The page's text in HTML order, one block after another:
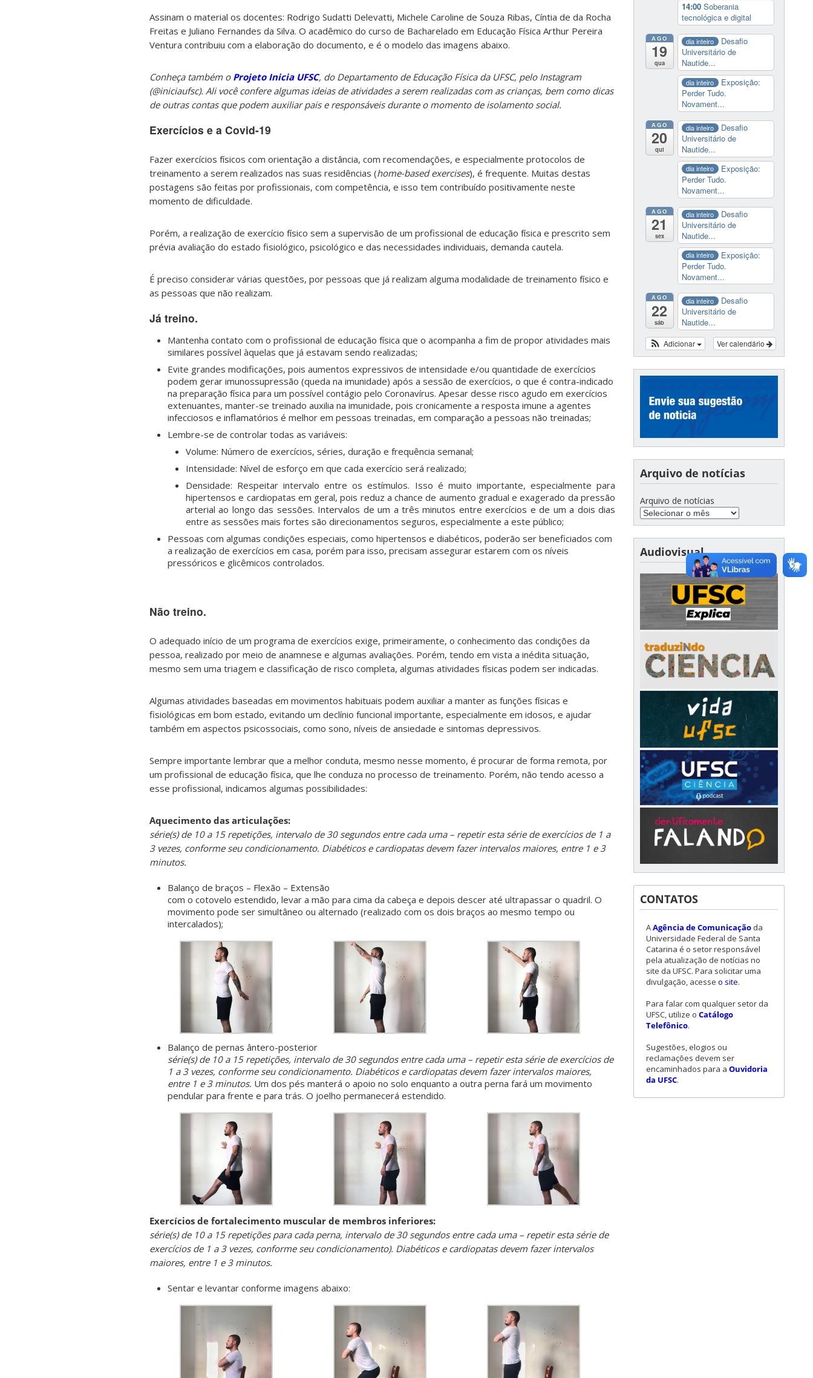
Assinam o material os docentes: Rodrigo Sudatti Delevatti, Michele Caroline de Souza Ribas, Cíntia de da Rocha
Freitas e Juliano Fernandes da Silva. O acadêmico do curso de Bacharelado em Educação Física Arthur Pereira
Ventura contribuiu com a elaboração do documento, e é o modelo das imagens abaixo.
Conheça também o Projeto Inicia UFSC, do Departamento de Educação Física da UFSC, pelo Instagram
(@iniciaufsc). Ali você confere algumas ideias de atividades a serem realizadas com as crianças, bem como dicas
de outras contas que podem auxiliar pais e responsáveis durante o momento de isolamento social.
Exercícios e a Covid-19
Fazer exercícios físicos com orientação a distância, com recomendações, e especialmente protocolos de
treinamento a serem realizados nas suas residências (home-based exercises), é frequente. Muitas destas
postagens são feitas por profissionais, com competência, e isso tem contribuído positivamente neste
momento de dificuldade.
Porém, a realização de exercício físico sem a supervisão de um profissional de educação física e prescrito sem
prévia avaliação do estado fisiológico, psicológico e das necessidades individuais, demanda cautela.
É preciso considerar várias questões, por pessoas que já realizam alguma modalidade de treinamento físico e
as pessoas que não realizam.
Já treino.
Mantenha contato com o profissional de educação física que o acompanha a fim de propor atividades mais
similares possível àquelas que já estavam sendo realizadas;
Evite grandes modificações, pois aumentos expressivos de intensidade e/ou quantidade de exercícios
podem gerar imunossupressão (queda na imunidade) após a sessão de exercícios, o que é contra-indicado
na preparação física para um possível contágio pelo Coronavírus. Apesar desse risco agudo em exercícios
extenuantes, manter-se treinado auxilia na imunidade, pois cronicamente a resposta imune a agentes
infecciosos e inflamatórios é melhor em pessoas treinadas, em comparação a pessoas não treinadas;
Lembre-se de controlar todas as variáveis:
Volume: Número de exercícios, séries, duração e frequência semanal;
Intensidade: Nível de esforço em que cada exercício será realizado;
Densidade: Respeitar intervalo entre os estímulos. Isso é muito importante, especialmente para
hipertensos e cardiopatas em geral, pois reduz a chance de aumento gradual e exagerado da pressão
arterial ao longo das sessões. Intervalos de um a três minutos entre exercícios e de um a dois dias
entre as sessões mais fortes são direcionamentos seguros, especialmente a este público;
Pessoas com algumas condições especiais, como hipertensos e diabéticos, poderão ser beneficiados com
a realização de exercícios em casa, porém para isso, precisam assegurar estarem com os níveis
pressóricos e glicêmicos controlados.
Não treino.
O adequado início de um programa de exercícios exige, primeiramente, o conhecimento das condições da
pessoa, realizado por meio de anamnese e algumas avaliações. Porém, tendo em vista a inédita situação,
mesmo sem uma triagem e classificação de risco completa, algumas atividades físicas podem ser indicadas.
Algumas atividades baseadas em movimentos habituais podem auxiliar a manter as funções físicas e
fisiológicas em bom estado, evitando um declínio funcional importante, especialmente em idosos, e ajudar
também em aspectos psicossociais, como sono, níveis de ansiedade e sintomas depressivos.
Sempre importante lembrar que a melhor conduta, mesmo nesse momento, é procurar de forma remota, por
um profissional de educação física, que lhe conduza no processo de treinamento. Porém, não tendo acesso a
esse profissional, indicamos algumas possibilidades:
Aquecimento das articulações:
série(s) de 10 a 15 repetições, intervalo de 30 segundos entre cada uma – repetir esta série de exercícios de 1 a
3 vezes, conforme seu condicionamento. Diabéticos e cardiopatas devem fazer intervalos maiores, entre 1 e 3
minutos.
Balanço de braços – Flexão – Extensão
com o cotovelo estendido, levar a mão para cima da cabeça e depois descer até ultrapassar o quadril. O
movimento pode ser simultâneo ou alternado (realizado com os dois braços ao mesmo tempo ou
intercalados);
Balanço de pernas ântero-posterior
série(s) de 10 a 15 repetições, intervalo de 30 segundos entre cada uma – repetir esta série de exercícios de
1 a 3 vezes, conforme seu condicionamento. Diabéticos e cardiopatas devem fazer intervalos maiores,
entre 1 e 3 minutos. Um dos pés manterá o apoio no solo enquanto a outra perna fará um movimento
pendular para frente e para trás. O joelho permanecerá estendido.
Exercícios de fortalecimento muscular de membros inferiores:
série(s) de 10 a 15 repetições para cada perna, intervalo de 30 segundos entre cada uma – repetir esta série de
exercícios de 1 a 3 vezes, conforme seu condicionamento). Diabéticos e cardiopatas devem fazer intervalos
maiores, entre 1 e 3 minutos.
Sentar e levantar conforme imagens abaixo:
14:00 Soberania
tecnológica e digital
AGO
19
qua
dia inteiro
Desafio
Universitário de
Nautide...
dia inteiro
Exposição:
Perder Tudo.
Novament...
AGO
20
qui
dia inteiro
Desafio
Universitário de
Nautide...
dia inteiro
Exposição:
Perder Tudo.
Novament...
AGO
21
sex
dia inteiro
Desafio
Universitário de
Nautide...
dia inteiro
Exposição:
Perder Tudo.
Novament...
AGO
22
sáb
dia inteiro
Desafio
Universitário de
Nautide...
Ver calendário
Adicionar
Arquivo de notícias
Arquivo de notícias
Audiovisual
CONTATOS
AAgência de Comunicação da
Universidade Federal de Santa
Catarina é o setor responsável
pela atualização de notícias no
site da UFSC. Para solicitar uma
divulgação, acesse o site.
Para falar com qualquer setor da
UFSC, utilize o Catálogo
Telefônico.
Sugestões, elogios ou
reclamações devem ser
encaminhados para a Ouvidoria
da UFSC.